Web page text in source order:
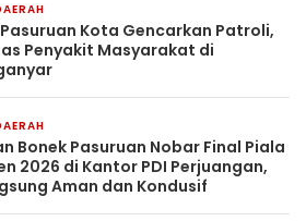
Kota Gencarkan Patroli,
Penyakit Masyarakat di
Bonek Pasuruan Nobar Final Piala
2026 di Kantor PDI Perjuangan,
Aman dan Kondusif